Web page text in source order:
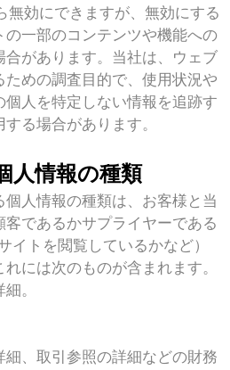
無効にできますが、無効にする
の一部のコンテンツや機能への
があります。当社は、ウェブ
めの調査目的で、使用状況や
人を特定しない情報を追跡す
る場合があります。
人情報の種類
人情報の種類は、お客様と当
であるかサプライヤーである
イトを閲覧しているかなど）
には次のものが含まれます。
。
、取引参照の詳細などの財務